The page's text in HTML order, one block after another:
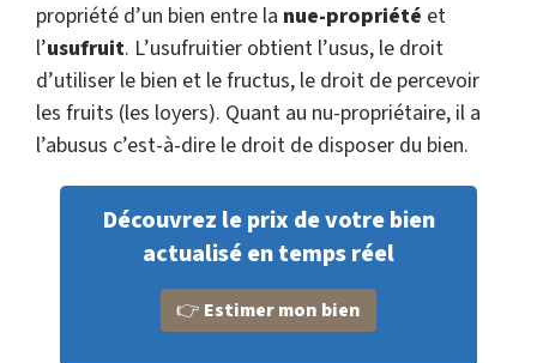
propriété d’un bien entre la nue-propriété et
l’usufruit. L’usufruitier obtient l’usus, le droit
d’utiliser le bien et le fructus, le droit de percevoir
les fruits (les loyers). Quant au nu-propriétaire, il a
l’abusus c’est-à-dire le droit de disposer du bien.
Découvrez le prix de votre bien
actualisé en temps réel
👉 Estimer mon bien